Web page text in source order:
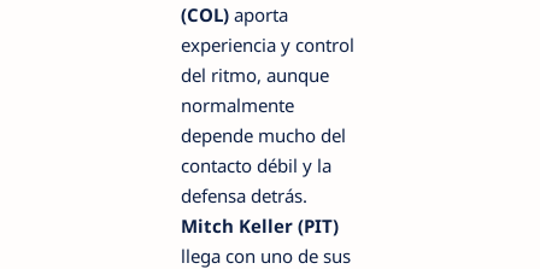
(COL) aporta
experiencia y control
del ritmo, aunque
normalmente
depende mucho del
contacto débil y la
defensa detrás.
Mitch Keller (PIT)
llega con uno de sus